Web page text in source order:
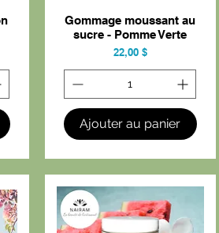
Aperçu rapide
Gommage moussant au
sucre - Pomme Verte
Prix
22,00 $
Ajouter au panier